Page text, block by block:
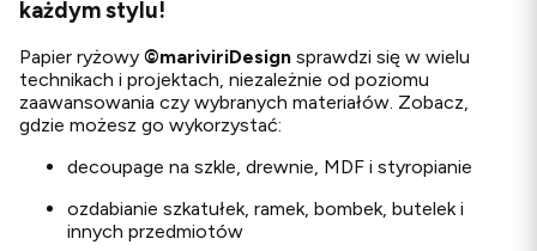
każdym stylu!
Papier ryżowy ©mariviriDesign sprawdzi się w wielu
technikach i projektach, niezależnie od poziomu
zaawansowania czy wybranych materiałów. Zobacz,
gdzie możesz go wykorzystać:
decoupage na szkle, drewnie, MDF i styropianie
ozdabianie szkatułek, ramek, bombek, butelek i
innych przedmiotów